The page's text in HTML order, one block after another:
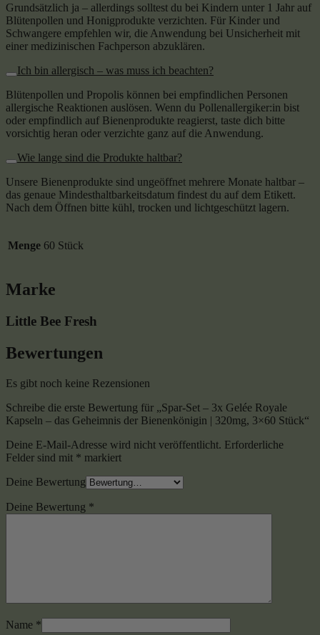
Grundsätzlich ja – allerdings solltest du bei Kindern unter 1 Jahr auf
Blütenpollen und Honigprodukte verzichten. Für Kinder und
Schwangere empfehlen wir, die Anwendung bei Unsicherheit mit
einer medizinischen Fachperson abzuklären.
Ich bin allergisch – was muss ich beachten?
Blütenpollen und Propolis können bei empfindlichen Personen
allergische Reaktionen auslösen. Wenn du Pollenallergiker:in bist
oder empfindlich auf Bienenprodukte reagierst, taste dich bitte
vorsichtig heran oder verzichte ganz auf die Anwendung.
Wie lange sind die Produkte haltbar?
Unsere Bienenprodukte sind ungeöffnet mehrere Monate haltbar –
das genaue Mindesthaltbarkeitsdatum findest du auf dem Etikett.
Nach dem Öffnen bitte kühl, trocken und lichtgeschützt lagern.
Menge 60 Stück
Marke
Little Bee Fresh
Bewertungen
Es gibt noch keine Rezensionen
Schreibe die erste Bewertung für „Spar-Set – 3x Gelée Royale
Kapseln – das Geheimnis der Bienenkönigin | 320mg, 3×60 Stück“
Deine E-Mail-Adresse wird nicht veröffentlicht. Erforderliche
Felder sind mit * markiert
Deine Bewertung
Deine Bewertung *
Name *